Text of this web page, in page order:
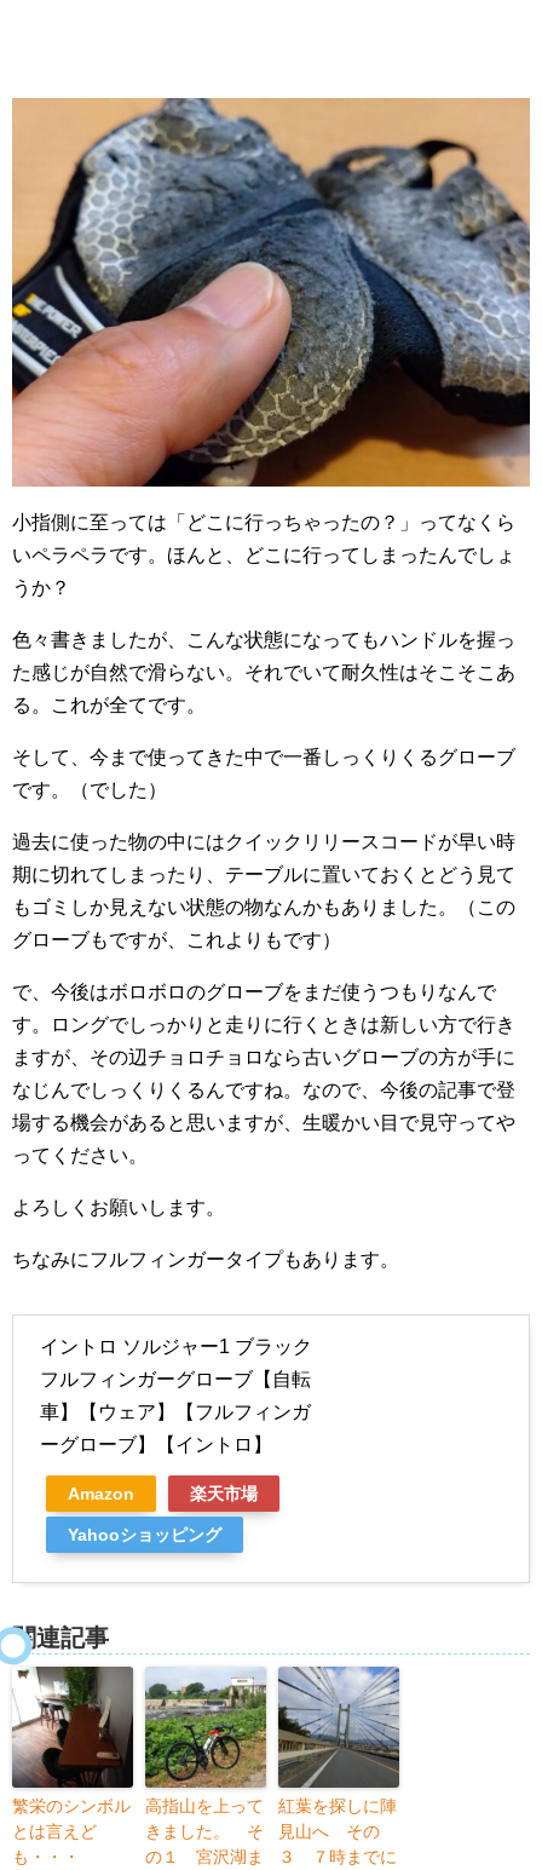
小指側に至っては「どこに行っちゃったの？」ってなくら
いペラペラです。ほんと、どこに行ってしまったんでしょ
うか？
色々書きましたが、こんな状態になってもハンドルを握っ
た感じが自然で滑らない。それでいて耐久性はそこそこあ
る。これが全てです。
そして、今まで使ってきた中で一番しっくりくるグローブ
です。（でした）
過去に使った物の中にはクイックリリースコードが早い時
期に切れてしまったり、テーブルに置いておくとどう見て
もゴミしか見えない状態の物なんかもありました。（この
グローブもですが、これよりもです）
で、今後はボロボロのグローブをまだ使うつもりなんで
す。ロングでしっかりと走りに行くときは新しい方で行き
ますが、その辺チョロチョロなら古いグローブの方が手に
なじんでしっくりくるんですね。なので、今後の記事で登
場する機会があると思いますが、生暖かい目で見守ってや
ってください。
よろしくお願いします。
ちなみにフルフィンガータイプもあります。
イントロ ソルジャー1 ブラック
フルフィンガーグローブ【自転
車】【ウェア】【フルフィンガ
ーグローブ】【イントロ】
Amazon 楽天市場
Yahooショッピング
関連記事
繁栄のシンボル
とは言えど
も・・・
高指山を上って
きました。 そ
の１ 宮沢湖ま
紅葉を探しに陣
見山へ その
３ ７時までに